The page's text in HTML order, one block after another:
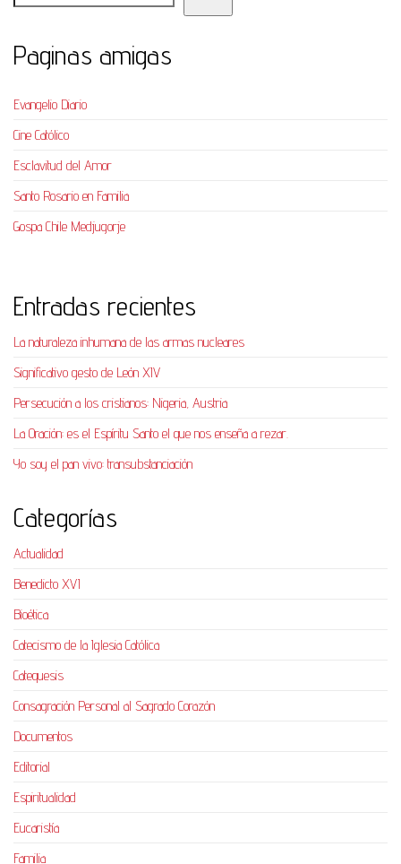
Paginas amigas
Evangelio Diario
Cine Católico
Esclavitud del Amor
Santo Rosario en Familia
Gospa Chile Medjugorje
Entradas recientes
La naturaleza inhumana de las armas nucleares
Significativo gesto de León XIV
Persecución a los cristianos: Nigeria, Austria
La Oración: es el Espíritu Santo el que nos enseña a rezar.
Yo soy el pan vivo: transubstanciación
Categorías
Actualidad
Benedicto XVI
Bioética
Catecismo de la Iglesia Católica
Catequesis
Consagración Personal al Sagrado Corazón
Documentos
Editorial
Espiritualidad
Eucaristía
Familia